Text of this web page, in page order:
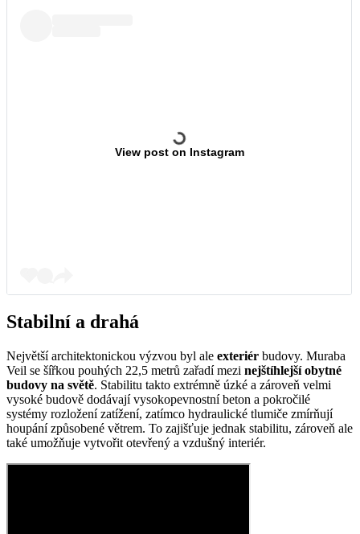
View post on Instagram
Stabilní a drahá
Největší architektonickou výzvou byl ale exteriér budovy. Muraba
Veil se šířkou pouhých 22,5 metrů zařadí mezi nejštíhlejší obytné
budovy na světě. Stabilitu takto extrémně úzké a zároveň velmi
vysoké budově dodávají vysokopevnostní beton a pokročilé
systémy rozložení zatížení, zatímco hydraulické tlumiče zmírňují
houpání způsobené větrem. To zajišťuje jednak stabilitu, zároveň ale
také umožňuje vytvořit otevřený a vzdušný interiér.